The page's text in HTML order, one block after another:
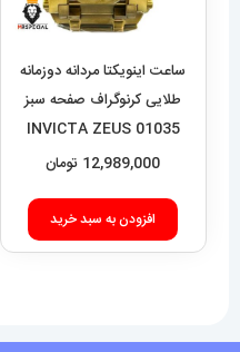
ساعت اینویکتا مردانه دوزمانه
طلایی کرنوگراف صفحه سبز
01035 INVICTA ZEUS
12,989,000 تومان
افزودن به سبد خرید